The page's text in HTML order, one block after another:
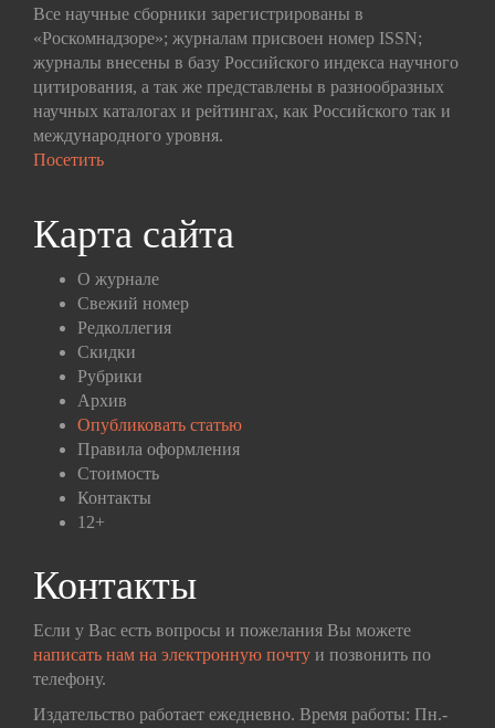
Все научные сборники зарегистрированы в
«Роскомнадзоре»; журналам присвоен номер ISSN;
журналы внесены в базу Российского индекса научного
цитирования, а так же представлены в разнообразных
научных каталогах и рейтингах, как Российского так и
международного уровня.
Посетить
Карта сайта
О журнале
Свежий номер
Редколлегия
Скидки
Рубрики
Архив
Опубликовать статью
Правила оформления
Стоимость
Контакты
12+
Контакты
Если у Вас есть вопросы и пожелания Вы можете
написать нам на электронную почту и позвонить по
телефону.
Издательство работает ежедневно. Время работы: Пн.-